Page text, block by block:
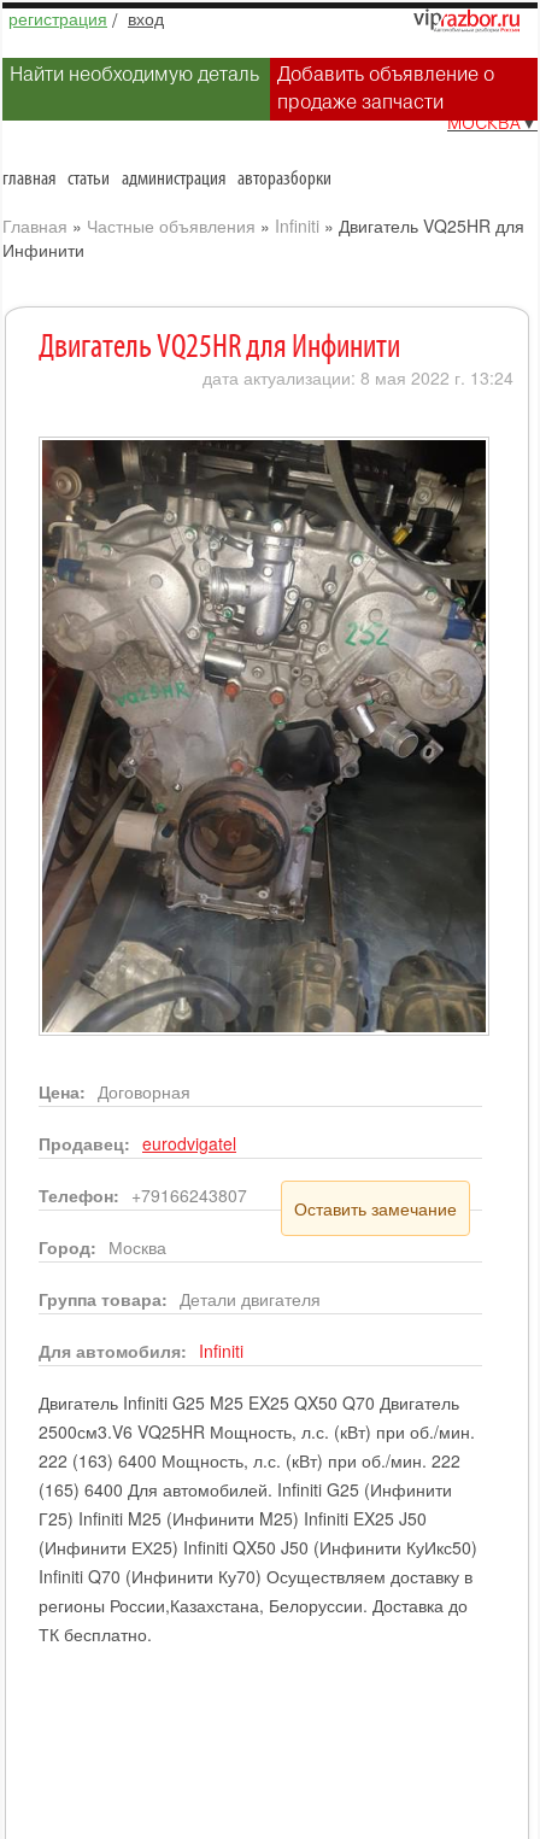
регистрация / вход
Найти необходимую деталь
Добавить объявление о
продаже запчасти
МОСКВА▼
главная статьи администрация авторазборки
Главная » Частные объявления » Infiniti » Двигатель VQ25HR для
Инфинити
Двигатель VQ25HR для Инфинити
дата актуализации: 8 мая 2022 г. 13:24
Цена: Договорная
Продавец: eurodvigatel
Телефон: +79166243807
Оставить замечание
Город: Москва
Группа товара: Детали двигателя
Для автомобиля: Infiniti
Двигатель Infiniti G25 M25 EX25 QX50 Q70 Двигатель
2500см3.V6 VQ25HR Мощность, л.с. (кВт) при об./мин.
222 (163) 6400 Мощность, л.с. (кВт) при об./мин. 222
(165) 6400 Для автомобилей. Infiniti G25 (Инфинити
Г25) Infiniti M25 (Инфинити M25) Infiniti EX25 J50
(Инфинити ЕХ25) Infiniti QX50 J50 (Инфинити КуИкс50)
Infiniti Q70 (Инфинити Ку70) Осуществляем доставку в
регионы России,Казахстана, Белоруссии. Доставка до
ТК бесплатно.